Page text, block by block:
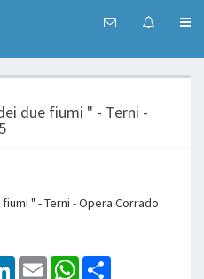
due fiumi " - Terni -
" - Terni - Opera Corrado
LinkedInEmail WhatsApp